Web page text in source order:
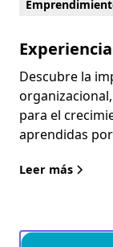
Descubre la
para el
aprendidas
Leer más